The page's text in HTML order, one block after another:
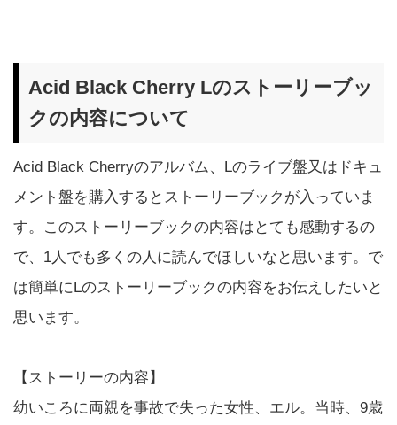
Acid Black Cherry Lのストーリーブッ
クの内容について
Acid Black Cherryのアルバム、Lのライブ盤又はドキュ
メント盤を購入するとストーリーブックが入っていま
す。このストーリーブックの内容はとても感動するの
で、1人でも多くの人に読んでほしいなと思います。で
は簡単にLのストーリーブックの内容をお伝えしたいと
思います。
【ストーリーの内容】
幼いころに両親を事故で失った女性、エル。当時、9歳